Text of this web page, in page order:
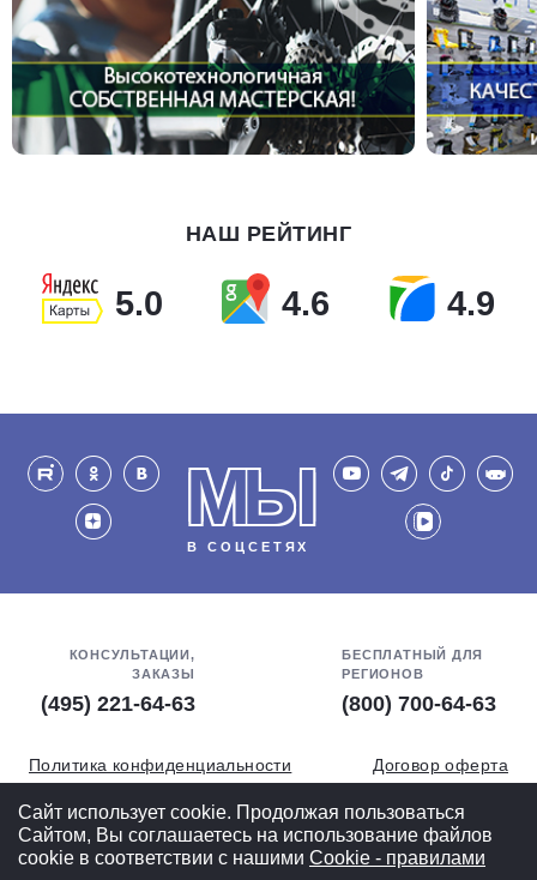
НАШ РЕЙТИНГ
5.0 4.6 4.9
МЫ
В СОЦСЕТЯХ
КОНСУЛЬТАЦИИ,
ЗАКАЗЫ
(495) 221-64-63
БЕСПЛАТНЫЙ ДЛЯ
РЕГИОНОВ
(800) 700-64-63
Политика конфиденциальности
Договор оферта
Обработка персональных данных
СОУТ
Полная версия
Сайт использует cookie. Продолжая пользоваться
Сайтом, Вы соглашаетесь на использование файлов
cookie в соответствии с нашими Cookiе - правилами